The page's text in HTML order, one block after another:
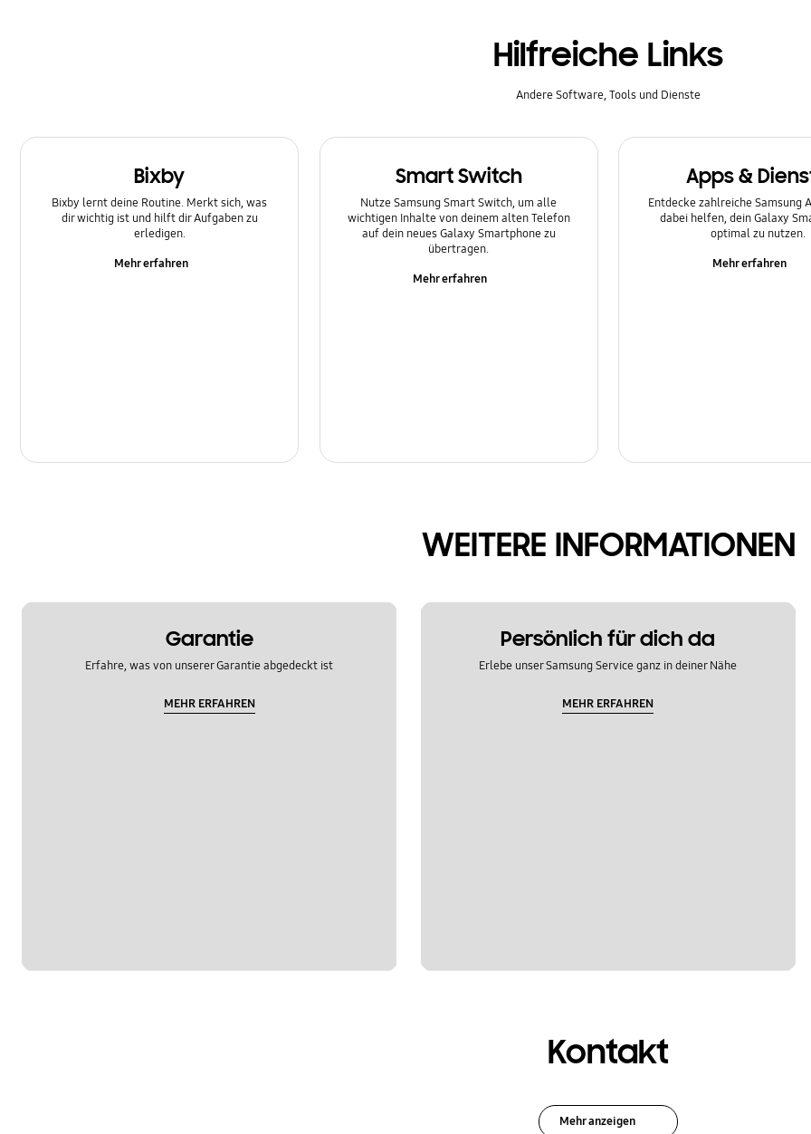
Software-Upgrade
Hilfreiche Links
Andere Software, Tools und Dienste
Bixby
Bixby lernt deine Routine. Merkt sich, was
dir wichtig ist und hilft dir Aufgaben zu
erledigen.
Mehr erfahren
Smart Switch
Nutze Samsung Smart Switch, um alle
wichtigen Inhalte von deinem alten Telefon
auf dein neues Galaxy Smartphone zu
übertragen.
Mehr erfahren
Apps &
Entdecke zahlreiche Samsung
dabei helfen, dein Galaxy
optimal zu nutzen.
Mehr erfahren
WEITERE INFORMATIONEN
Garantie
Erfahre, was von unserer Garantie abgedeckt ist
MEHR ERFAHREN
Persönlich für dich da
Erlebe unser Samsung Service ganz in deiner Nähe
MEHR ERFAHREN
Kontakt
Mehr anzeigen